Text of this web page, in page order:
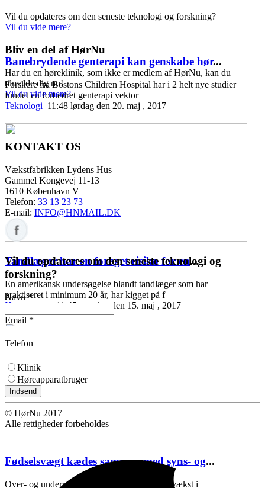
Banebrydende genterapi kan genskabe hør...
Forskere fra Bostons Children Hospital har i 2 helt nye studier
fundet en forbedret genterapi vektor
Teknologi 11:48 lørdag den 20. maj , 2017
Tandlæger har en forøget risiko for en...
En amerikansk undersøgelse blandt tandlæger som har
praktiseret i minimum 20 år, har kigget på f
Høreomsorg 11:45 mandag den 15. maj , 2017
Fødselsvægt kædes sammen med syns- og...
Over- og undervægt ved fødslen, samt ringe vækst i
Vil du opdateres om den seneste teknologi og forskning?
Vil du vide mere?
Bliv en del af HørNu
Har du en høreklinik, som ikke er medlem af HørNu, kan du
tilmelde dig nu!
Vil du vide mere?
KONTAKT OS
Vækstfabrikken Lydens Hus
Gammel Kongevej 11-13
1610 København V
Telefon: 33 13 23 73
E-mail: INFO@HNMAIL.DK
Vil du opdateres om den seneste teknologi og
forskning?
Navn *
Email *
Telefon
Klinik
Høreapparatbruger
Indsend
© HørNu 2017
Alle rettigheder forbeholdes